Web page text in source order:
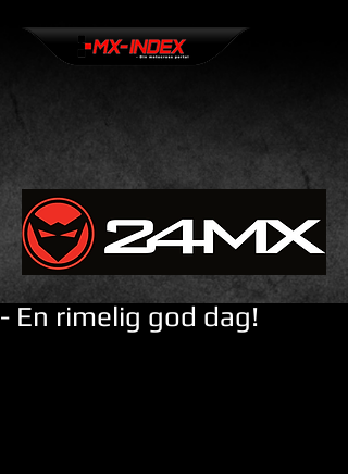
- En rimelig god dag!